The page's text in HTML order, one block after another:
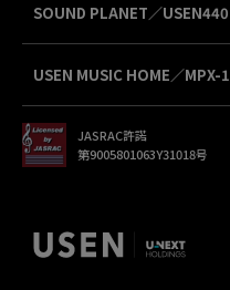
SOUND PLANET／USEN440
USEN MUSIC HOME／MPX-1
JASRAC許諾
第9005801063Y31018号